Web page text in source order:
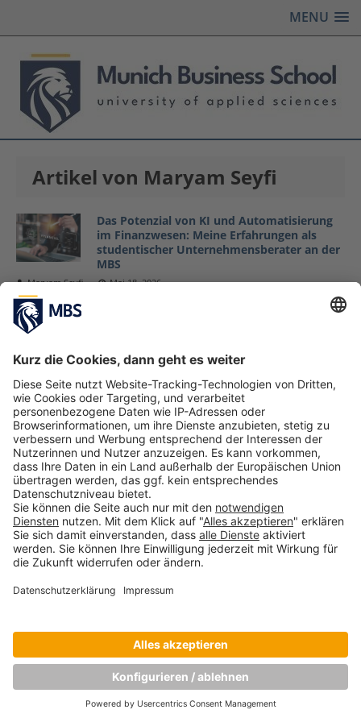
MENU
Artikel von Maryam Seyfi
Das Potenzial von KI und Automatisierung
im Finanzwesen: Meine Erfahrungen als
studentischer Unternehmensberater an der
MBS
Maryam Seyfi Mai 18, 2026
Copyright © Munich Business School